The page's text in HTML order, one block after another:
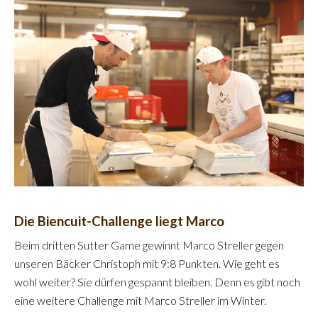
Die Biencuit-Challenge liegt Marco
Beim dritten Sutter Game gewinnt Marco Streller gegen
unseren Bäcker Christoph mit 9:8 Punkten. Wie geht es
wohl weiter? Sie dürfen gespannt bleiben. Denn es gibt noch
eine weitere Challenge mit Marco Streller im Winter.